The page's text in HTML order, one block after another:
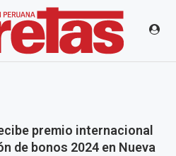
premio internacional
de bonos 2024 en Nueva